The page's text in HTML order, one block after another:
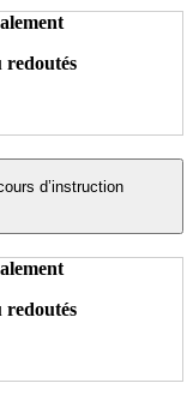
redoutés
d’instruction
redoutés